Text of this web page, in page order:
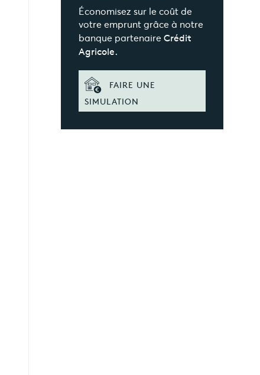
Économisez sur le coût de
votre emprunt grâce à notre
banque partenaireCrédit
Agricole.
FAIRE UNE
SIMULATION